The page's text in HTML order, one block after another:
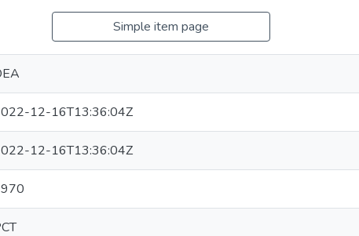
Simple item page
12-16T13:36:04Z
12-16T13:36:04Z